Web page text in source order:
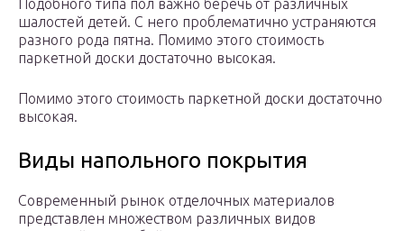
Подобного типа пол важно беречь от различных
шалостей детей. С него проблематично устраняются
разного рода пятна. Помимо этого стоимость
паркетной доски достаточно высокая.
Помимо этого стоимость паркетной доски достаточно
высокая.
Виды напольного покрытия
Современный рынок отделочных материалов
представлен множеством различных видов